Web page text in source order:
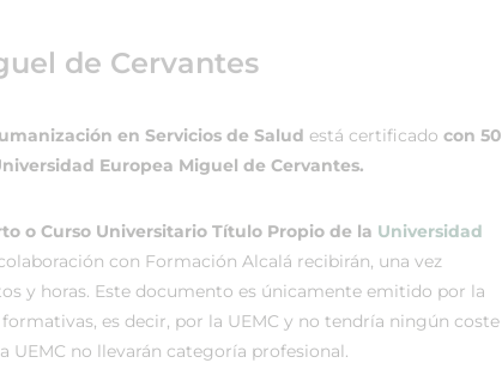
de Cervantes
en Servicios de Salud está certificado con 50
Europea Miguel de Cervantes.
o Curso Universitario Título Propio de la Universidad
con Formación Alcalá recibirán, una vez
y horas. Este documento es únicamente emitido por la
es decir, por la UEMC y no tendría ningún coste
UEMC no llevarán categoría profesional.